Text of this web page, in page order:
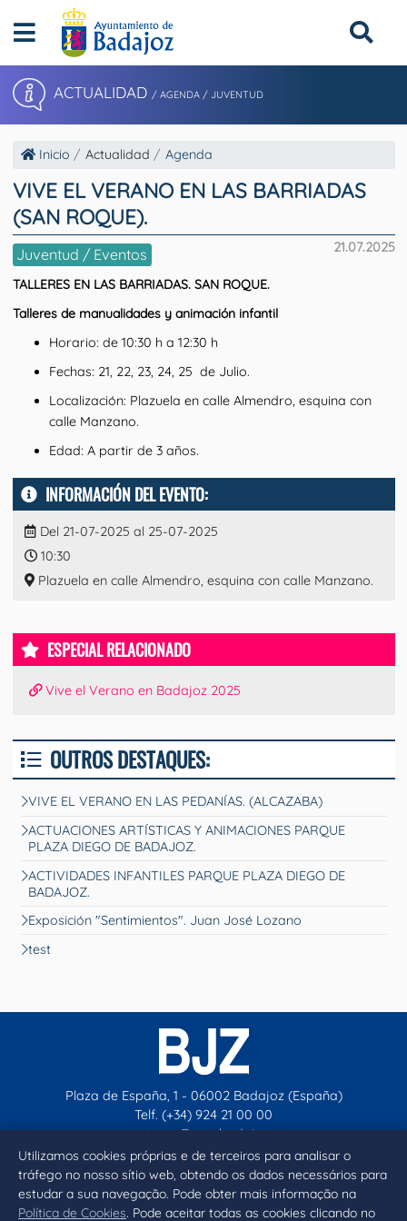
Utilizamos cookies próprias e de terceiros para analisar o
tráfego no nosso sítio web, obtendo os dados necessários para
estudar a sua navegação. Pode obter mais informação na
Política de Cookies. Pode aceitar todas as cookies clicando no
ACTUALIDAD / AGENDA / JUVENTUD
Inicio Actualidad Agenda
VIVE EL VERANO EN LAS BARRIADAS
(SAN ROQUE).
21.07.2025
Juventud / Eventos
TALLERES EN LAS BARRIADAS. SAN ROQUE.
Talleres de manualidades y animación infantil
Horario: de 10:30 h a 12:30 h
Fechas: 21, 22, 23, 24, 25 de Julio.
Localización: Plazuela en calle Almendro, esquina con
calle Manzano.
Edad: A partir de 3 años.
INFORMACIÓN DEL EVENTO:
Del 21-07-2025 al 25-07-2025
10:30
Plazuela en calle Almendro, esquina con calle Manzano.
ESPECIAL RELACIONADO
Vive el Verano en Badajoz 2025
OUTROS DESTAQUES:
VIVE EL VERANO EN LAS PEDANÍAS. (ALCAZABA)
ACTUACIONES ARTÍSTICAS Y ANIMACIONES PARQUE
PLAZA DIEGO DE BADAJOZ.
ACTIVIDADES INFANTILES PARQUE PLAZA DIEGO DE
BADAJOZ.
Exposición "Sentimientos". Juan José Lozano
test
Plaza de España, 1 - 06002 Badajoz (España)
Telf. (+34) 924 21 00 00
contacto@aytobadajoz.es
Facebook
X Instagram
YouTube